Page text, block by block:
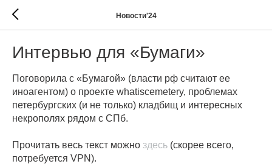
Новости'24
Интервью для «Бумаги»
Поговорила с «Бумагой» (власти рф считают ее
иноагентом) о проекте whatiscemetery, проблемах
петербургских (и не только) кладбищ и интересных
некрополях рядом с СПб.
Прочитать весь текст можно здесь (скорее всего,
потребуется VPN).